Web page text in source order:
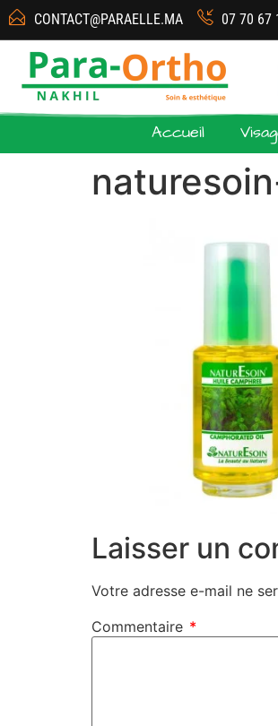
CONTACT@PARAELLE.MA 07 70 67
Accueil
Laisser un
Votre adresse e-mail ne
Commentaire *